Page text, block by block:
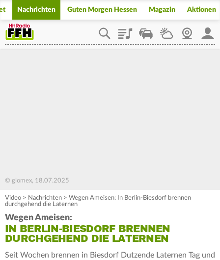
Nachrichten Guten Morgen Hessen Magazin Aktionen
PlaylistStaupilotWetterWebcam
© glomex, 18.07.2025
Video > Nachrichten > Wegen Ameisen: In Berlin-Biesdorf brennen
durchgehend die Laternen
Wegen Ameisen:
IN BERLIN-BIESDORF BRENNEN
DURCHGEHEND DIE LATERNEN
Seit Wochen brennen in Biesdorf Dutzende Laternen Tag und